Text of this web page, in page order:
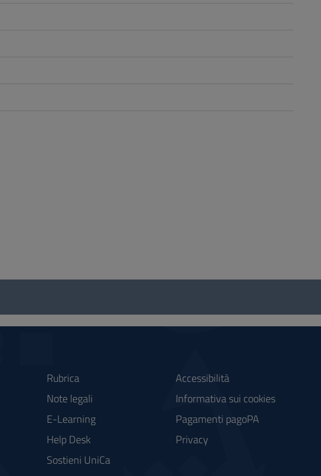
Rubrica
Note legali
E-Learning
Help Desk
Sostieni UniCa
Accessibilità
Informativa sui cookies
Pagamenti pagoPA
Privacy